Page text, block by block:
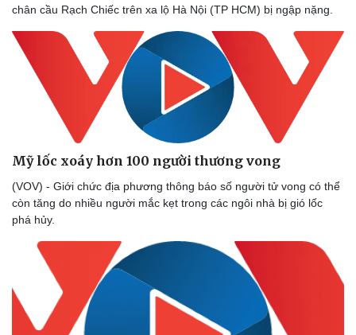
Hậu trường
chân cầu Rạch Chiếc trên xa lộ Hà Nội (TP HCM) bị ngập nặng.
Mỹ lốc xoáy hơn 100 người thương vong
(VOV) - Giới chức địa phương thông báo số người tử vong có thể
còn tăng do nhiều người mắc kẹt trong các ngôi nhà bị gió lốc
phá hủy.